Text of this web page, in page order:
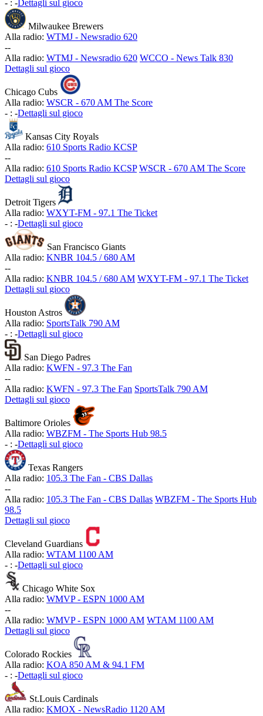
- : - Dettagli sul gioco
Milwaukee Brewers
Alla radio: WTMJ - Newsradio 620
--
Alla radio: WTMJ - Newsradio 620 WCCO - News Talk 830
Dettagli sul gioco
Chicago Cubs
Alla radio: WSCR - 670 AM The Score
- : -Dettagli sul gioco
Kansas City Royals
Alla radio: 610 Sports Radio KCSP
--
Alla radio: 610 Sports Radio KCSP WSCR - 670 AM The Score
Dettagli sul gioco
Detroit Tigers
Alla radio: WXYT-FM - 97.1 The Ticket
- : -Dettagli sul gioco
San Francisco Giants
Alla radio: KNBR 104.5 / 680 AM
--
Alla radio: KNBR 104.5 / 680 AM WXYT-FM - 97.1 The Ticket
Dettagli sul gioco
Houston Astros
Alla radio: SportsTalk 790 AM
- : -Dettagli sul gioco
San Diego Padres
Alla radio: KWFN - 97.3 The Fan
--
Alla radio: KWFN - 97.3 The Fan SportsTalk 790 AM
Dettagli sul gioco
Baltimore Orioles
Alla radio: WBZFM - The Sports Hub 98.5
- : -Dettagli sul gioco
Texas Rangers
Alla radio: 105.3 The Fan - CBS Dallas
--
Alla radio: 105.3 The Fan - CBS Dallas WBZFM - The Sports Hub
98.5
Dettagli sul gioco
Cleveland Guardians
Alla radio: WTAM 1100 AM
- : -Dettagli sul gioco
Chicago White Sox
Alla radio: WMVP - ESPN 1000 AM
--
Alla radio: WMVP - ESPN 1000 AM WTAM 1100 AM
Dettagli sul gioco
Colorado Rockies
Alla radio: KOA 850 AM & 94.1 FM
- : -Dettagli sul gioco
St.Louis Cardinals
Alla radio: KMOX - NewsRadio 1120 AM